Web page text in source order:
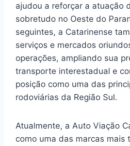
ajudou a reforçar a atuação
sobretudo no Oeste do
seguintes, a Catarinense
serviços e mercados
operações, ampliando sua
transporte interestadual e
posição como uma das
rodoviárias da Região Sul.
Atualmente, a Auto Viação
como uma das marcas mais